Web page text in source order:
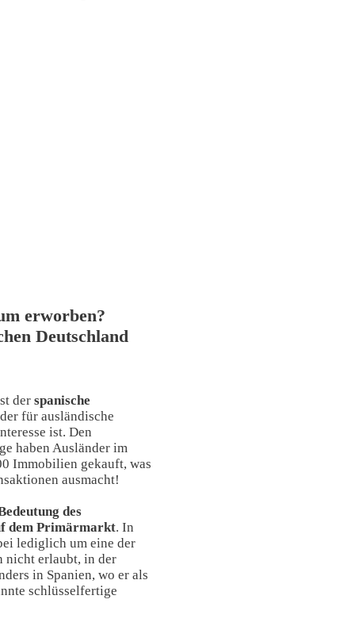
erworben?
Deutschland
der spanische
für ausländische
ist. Den
haben Ausländer im
Immobilien gekauft, was
ausmacht!
des
dem Primärmarkt. In
lediglich um eine der
nicht erlaubt, in der
in Spanien, wo er als
schlüsselfertige